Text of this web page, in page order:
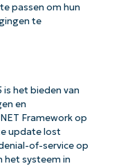
passen om hun
te
het bieden van
en
Framework op
update lost
of-service op
het systeem in